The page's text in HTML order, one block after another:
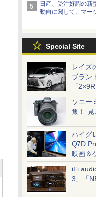
日産、受注好調の新
動向に関して、マー
Special Site
レイズ
ブラン
「
ソニー
集！ 見
ハイグ
Q7D
映画＆
iFi
3」「